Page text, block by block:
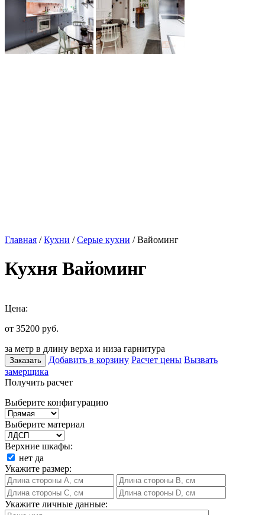
Главная /Кухни /Серые кухни / Вайоминг
Кухня Вайоминг
Цена:
от 35200 руб.
за метр в длину верха и низа гарнитура
Заказать Добавить в корзину Расчет цены Вызвать
замерщика
Получить расчет
Выберите конфигурацию
Выберите материал
Верхние шкафы:
нет да
Укажите размер:
Укажите личные данные: